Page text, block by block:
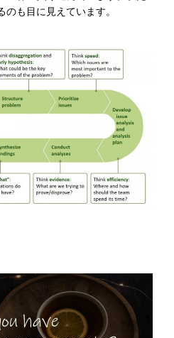
も目に見えています。